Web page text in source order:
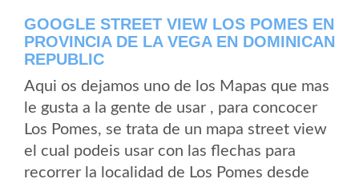
GOOGLE STREET VIEW LOS POMES EN
PROVINCIA DE LA VEGA EN DOMINICAN
REPUBLIC
Aqui os dejamos uno de los Mapas que mas
le gusta a la gente de usar , para concocer
Los Pomes, se trata de un mapa street view
el cual podeis usar con las flechas para
recorrer la localidad de Los Pomes desde